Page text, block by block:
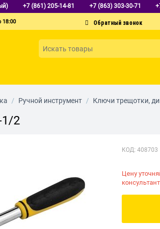
+7 (861) 205-14-81 +7 (863) 303-30-71
18:00
/ Ручной инструмент / Ключи трещотки,
1/2
КОД: 408703
Цену